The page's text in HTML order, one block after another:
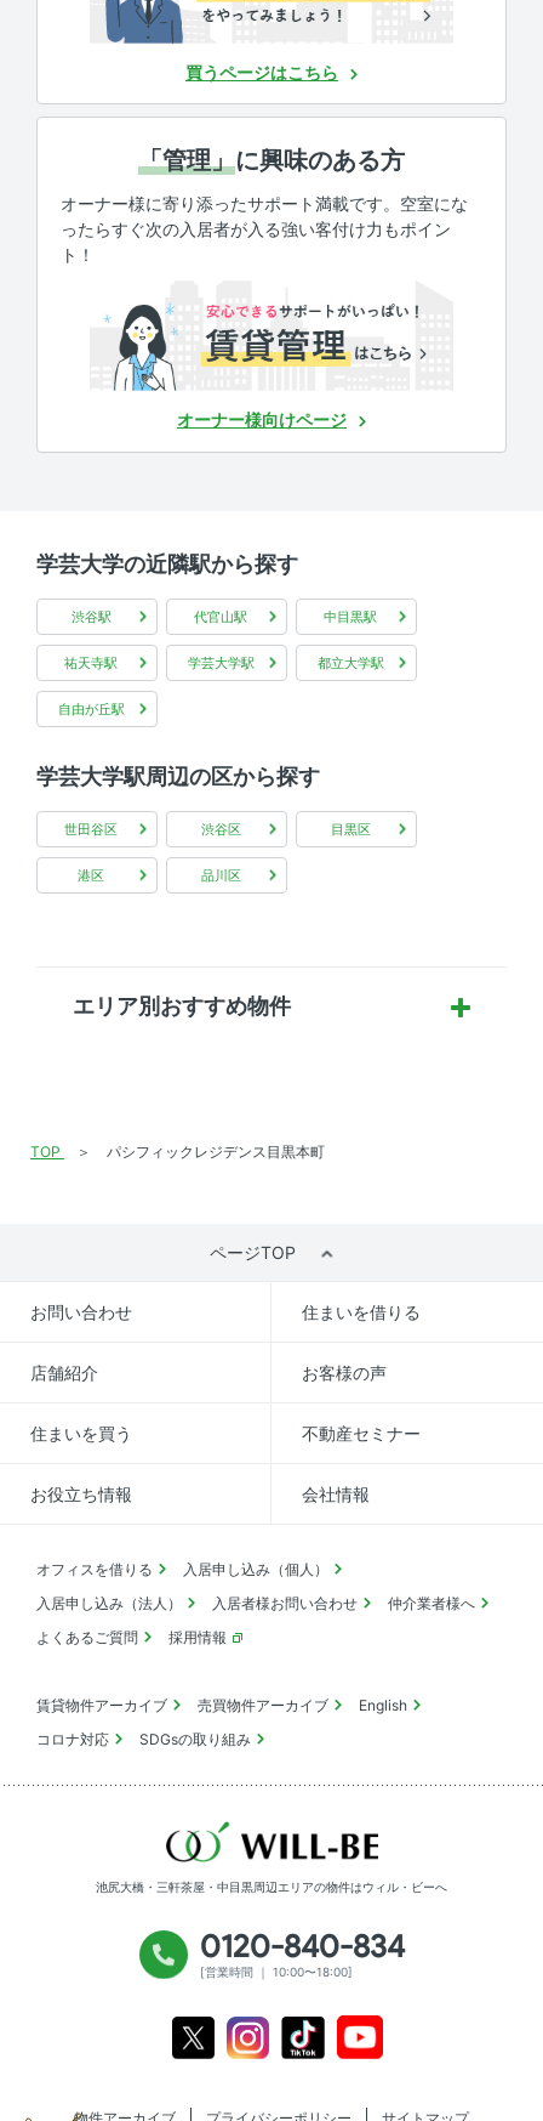
買うページはこちら
「管理」に興味のある方
オーナー様に寄り添ったサポート満載です。空室にな
ったらすぐ次の入居者が入る強い客付け力もポイン
ト！
オーナー様向けページ
学芸大学の近隣駅から探す
渋谷駅 代官山駅 中目黒駅
祐天寺駅 学芸大学駅 都立大学駅
自由が丘駅
学芸大学駅周辺の区から探す
世田谷区 渋谷区 目黒区
港区 品川区
エリア別おすすめ物件
TOP パシフィックレジデンス目黒本町
ページTOP
お問い合わせ 住まいを借りる
店舗紹介 お客様の声
住まいを買う 不動産セミナー
お役立ち情報 会社情報
オフィスを借りる
入居申し込み（個人）
入居申し込み（法人）
入居者様お問い合わせ
仲介業者様へ
よくあるご質問
採用情報
賃貸物件アーカイブ 売買物件アーカイブ
English
コロナ対応
SDGsの取り組み
池尻大橋・三軒茶屋・中目黒周辺エリアの物件はウィル・ビーへ
0120-840-834
[営業時間 ｜ 10:00〜18:00]
InstagramTiktok